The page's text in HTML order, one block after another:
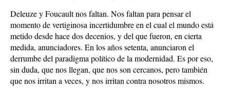
Deleuze y Foucault nos faltan. Nos faltan para pensar el
momento de vertiginosa incertidumbre en el cual el mundo está
metido desde hace dos decenios, y del que fueron, en cierta
medida, anunciadores. En los años setenta, anunciaron el
derrumbe del paradigma político de la modernidad. Es por eso,
sin duda, que nos llegan, que nos son cercanos, pero también
que nos irritan a veces, y nos irritan contra nosotros mismos.